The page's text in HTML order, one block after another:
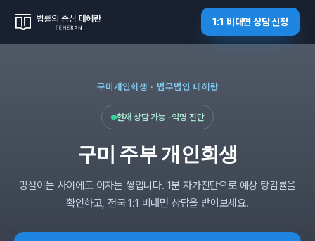
1:1 비대면 상담 신청
구미개인회생 · 법무법인 테헤란
현재 상담 가능 · 익명 진단
구미 주부 개인회생
망설이는 사이에도 이자는 쌓입니다. 1분 자가진단으로 예상 탕감률을
확인하고, 전국 1:1 비대면 상담을 받아보세요.